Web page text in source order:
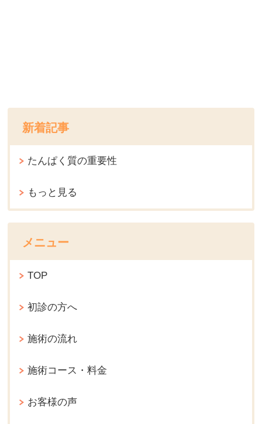
新着記事
たんぱく質の重要性
もっと見る
メニュー
TOP
初診の方へ
施術の流れ
施術コース・料金
お客様の声